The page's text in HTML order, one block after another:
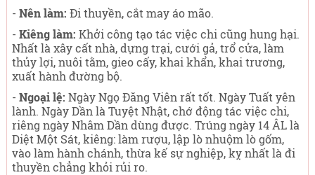
- Nên làm: Đi thuyền, cắt may áo mão.
- Kiêng làm: Khởi công tạo tác việc chi cũng hung hại.
Nhất là xây cất nhà, dựng trại, cưới gả, trổ cửa, làm
thủy lợi, nuôi tằm, gieo cấy, khai khẩn, khai trương,
xuất hành đường bộ.
- Ngoại lệ: Ngày Ngọ Đăng Viên rất tốt. Ngày Tuất yên
lành. Ngày Dần là Tuyệt Nhật, chớ động tác việc chi,
riêng ngày Nhâm Dần dùng được. Trúng ngày 14 ÂL là
Diệt Một Sát, kiêng: làm rượu, lập lò nhuộm lò gốm,
vào làm hành chánh, thừa kế sự nghiệp, kỵ nhất là đi
thuyền chẳng khỏi rủi ro.